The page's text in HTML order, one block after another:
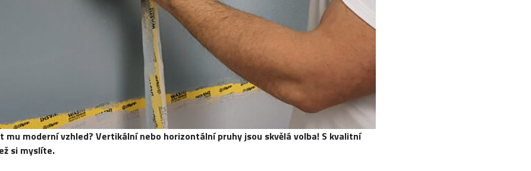
mu moderní vzhled? Vertikální nebo horizontální pruhy jsou skvělá volba! S kvalitní
si myslíte.